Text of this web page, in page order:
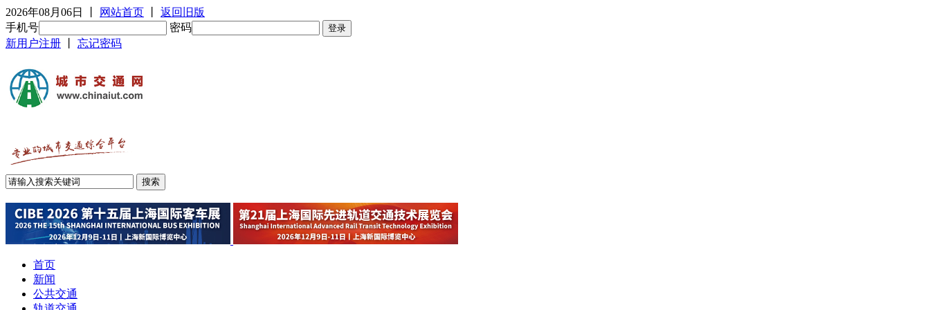
2026年08月06日 网站首页
返回旧版
手机号
密码
新用户注册
忘记密码
首页
新闻
公共交通